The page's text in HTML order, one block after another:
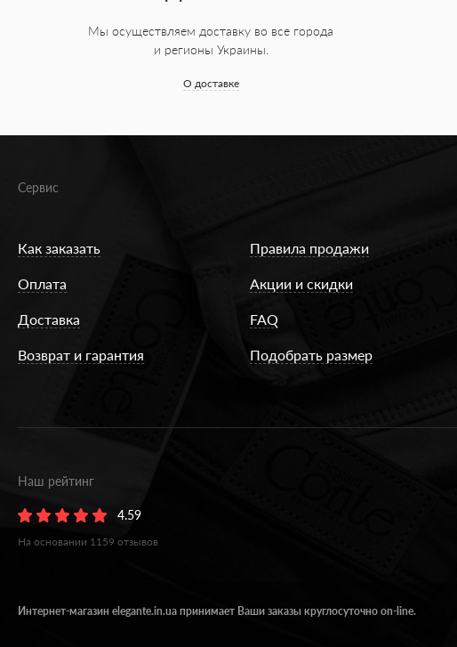
Мы осуществляем доставку во все города
и регионы Украины.
О доставке
Сервис
Как заказать
Оплата
Доставка
Возврат и гарантия
Правила продажи
Акции и скидки
FAQ
Подобрать размер
Наш рейтинг
4.59
На основании 1159 отзывов
Интернет-магазин elegante.in.ua принимает Ваши заказы круглосуточно on-line.